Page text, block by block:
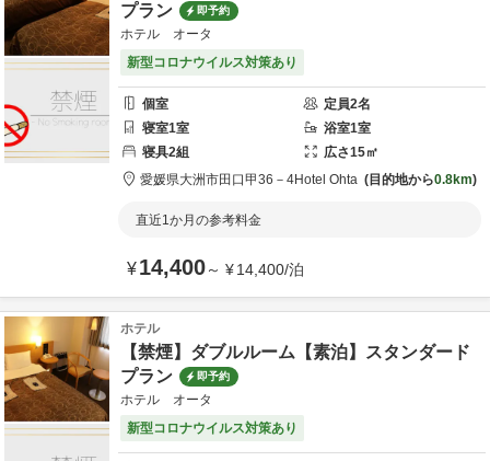
プラン
即予約
ホテル オータ
新型コロナウイルス対策あり
個室 定員2名
寝室1室 浴室1室
寝具2組 広さ15㎡
愛媛県大洲市田口甲36－4Hotel Ohta 目的地から0.8km
直近1か月の参考料金
¥14,400～ ¥14,400/泊
ホテル
【禁煙】ダブルルーム【素泊】スタンダード
プラン
即予約
ホテル オータ
新型コロナウイルス対策あり